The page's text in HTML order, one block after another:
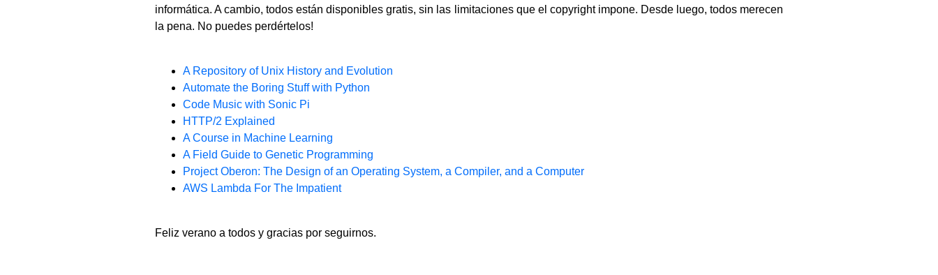
informática. A cambio, todos están disponibles gratis, sin las limitaciones que el copyright impone. Desde luego, todos merecen
la pena. No puedes perdértelos!
A Repository of Unix History and Evolution
Automate the Boring Stuff with Python
Code Music with Sonic Pi
HTTP/2 Explained
A Course in Machine Learning
A Field Guide to Genetic Programming
Project Oberon: The Design of an Operating System, a Compiler, and a Computer
AWS Lambda For The Impatient
Feliz verano a todos y gracias por seguirnos.